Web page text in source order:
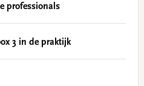
professionals
3 in de praktijk